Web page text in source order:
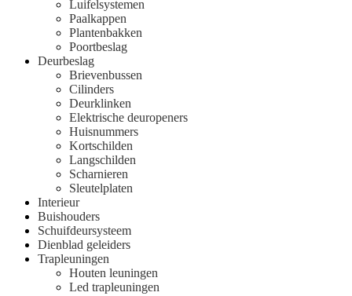
Luifelsystemen
Paalkappen
Plantenbakken
Poortbeslag
Deurbeslag
Brievenbussen
Cilinders
Deurklinken
Elektrische deuropeners
Huisnummers
Kortschilden
Langschilden
Scharnieren
Sleutelplaten
Interieur
Buishouders
Schuifdeursysteem
Dienblad geleiders
Trapleuningen
Houten leuningen
Led trapleuningen